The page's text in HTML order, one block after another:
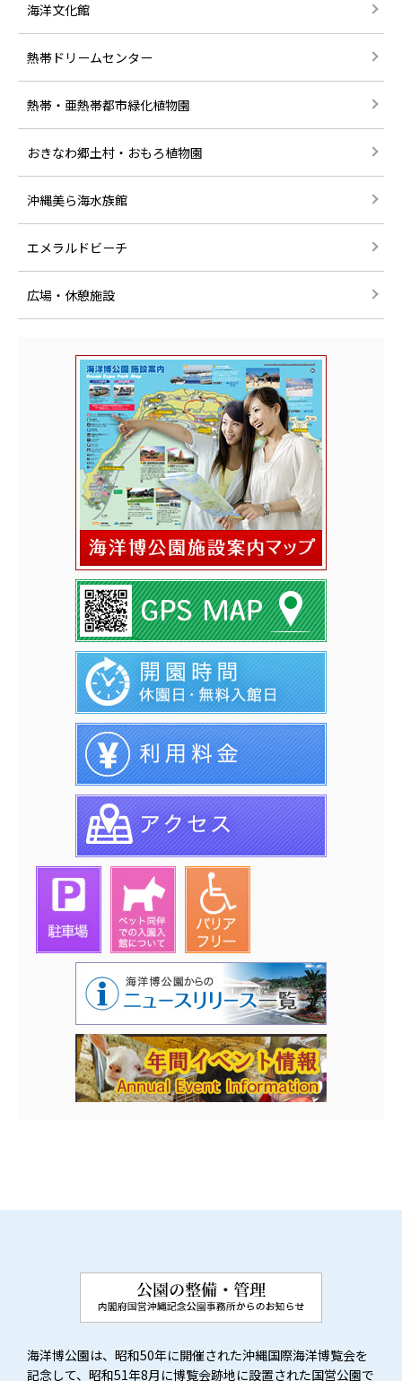
海洋文化館
熱帯ドリームセンター
熱帯・亜熱帯都市緑化植物園
おきなわ郷土村・おもろ植物園
沖縄美ら海水族館
エメラルドビーチ
広場・休憩施設
海洋博公園は、昭和50年に開催された沖縄国際海洋博覧会を
記念して、昭和51年8月に博覧会跡地に設置された国営公園で